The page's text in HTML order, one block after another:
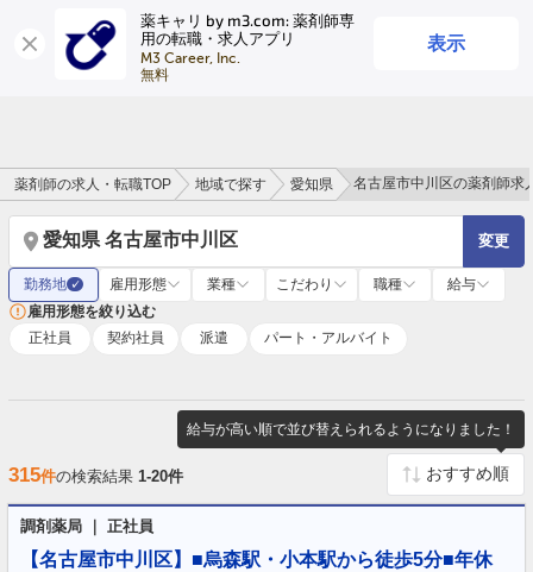
薬キャリ by m3.com: 薬剤師専
用の転職・求人アプリ
M3 Career, Inc.
無料
表示
ログイン
薬剤師の求人・転職TOP 地域で探す 愛知県 名古屋市中川区の薬剤師求
愛知県 名古屋市中川区 変更
勤務地 ✓ 雇用形態 業種 こだわり 職種
給与
雇用形態を絞り込む
正社員
契約社員 派遣 パート・アルバイト
給与が高い順で並び替えられるようになりました！
315件の検索結果 1-20件
調剤薬局 ｜ 正社員
【名古屋市中川区】■烏森駅・小本駅から徒歩5分■年休